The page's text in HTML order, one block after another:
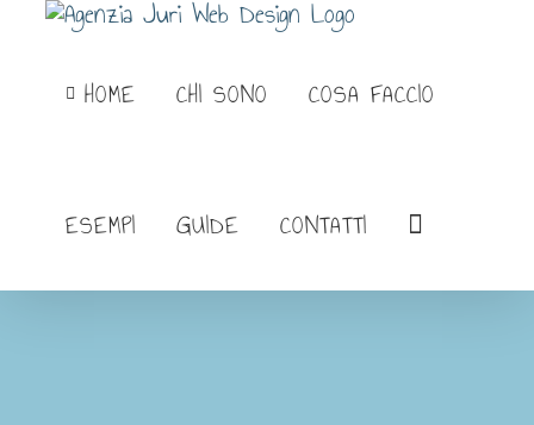
contenutoHOME CHI SONO COSA FACCIO
ESEMPI GUIDE CONTATTI